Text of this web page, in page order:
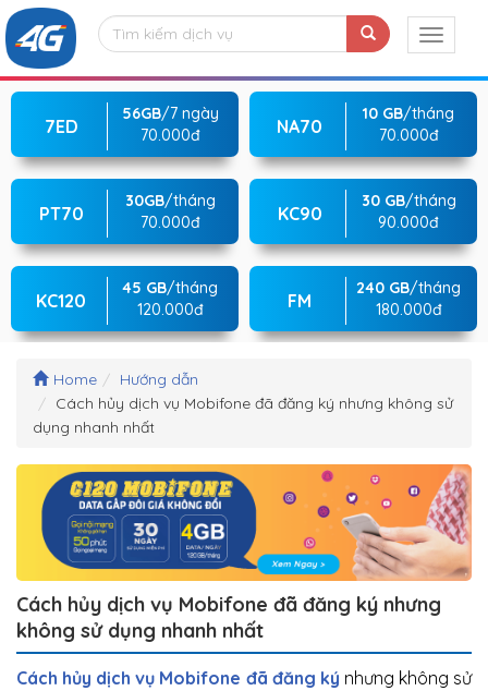
7ED
56GB/7 ngày
70.000đ
NA70
10 GB/tháng
70.000đ
PT70
30GB/tháng
70.000đ
KC90
30 GB/tháng
90.000đ
KC120
45 GB/tháng
120.000đ
FM
240 GB/tháng
180.000đ
Home
Hướng dẫn
Cách hủy dịch vụ Mobifone đã đăng ký nhưng không sử
dụng nhanh nhất
Cách hủy dịch vụ Mobifone đã đăng ký nhưng
không sử dụng nhanh nhất
Cách hủy dịch vụ Mobifone đã đăng ký nhưng không sử